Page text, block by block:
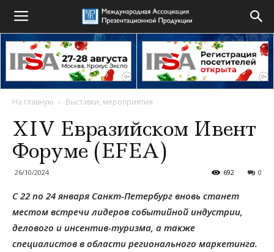
На главную Выставки, мероприятия
XIV Евразийском Ивент
Форуме (EFEA)
26/10/2024 0
692
С 22 по 24 января Санкт-Петербург вновь станет
местом встречи лидеров событийной индустрии,
делового и инсентив-туризма, а также
специалистов в области регионального маркетинга.